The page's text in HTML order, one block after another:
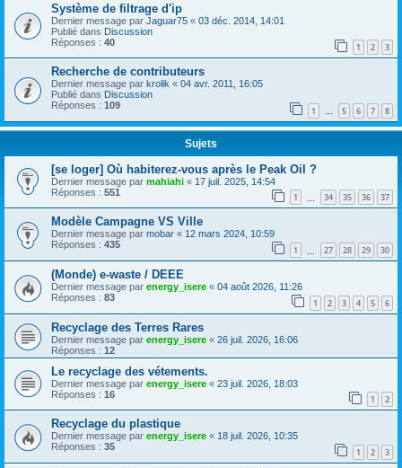
Système de filtrage d'ip
Dernier message par Jaguar75 « 03 déc. 2014, 14:01
Publié dans Discussion
Réponses : 40 1 2 3
Recherche de contributeurs
Dernier message par krolik « 04 avr. 2011, 16:05
Publié dans Discussion
Réponses : 109 1 … 5 6 7 8
Sujets
[se loger] Où habiterez-vous après le Peak Oil ?
Dernier message par mahiahi « 17 juil. 2025, 14:54
Réponses : 551 1 34 35 36 37
Modèle Campagne VS Ville
Dernier message par mobar « 12 mars 2024, 10:59
Réponses : 435 1 27 28 29 30
(Monde) e-waste / DEEE
Dernier message par energy_isere « 04 août 2026, 11:26
Réponses : 83 1 2 3 4 5 6
Recyclage des Terres Rares
Dernier message par energy_isere « 26 juil. 2026, 16:06
Réponses : 12
Le recyclage des vétements.
Dernier message par energy_isere « 23 juil. 2026, 18:03
Réponses : 16 1 2
Recyclage du plastique
Dernier message par energy_isere « 18 juil. 2026, 10:35
Réponses : 35 1 2 3